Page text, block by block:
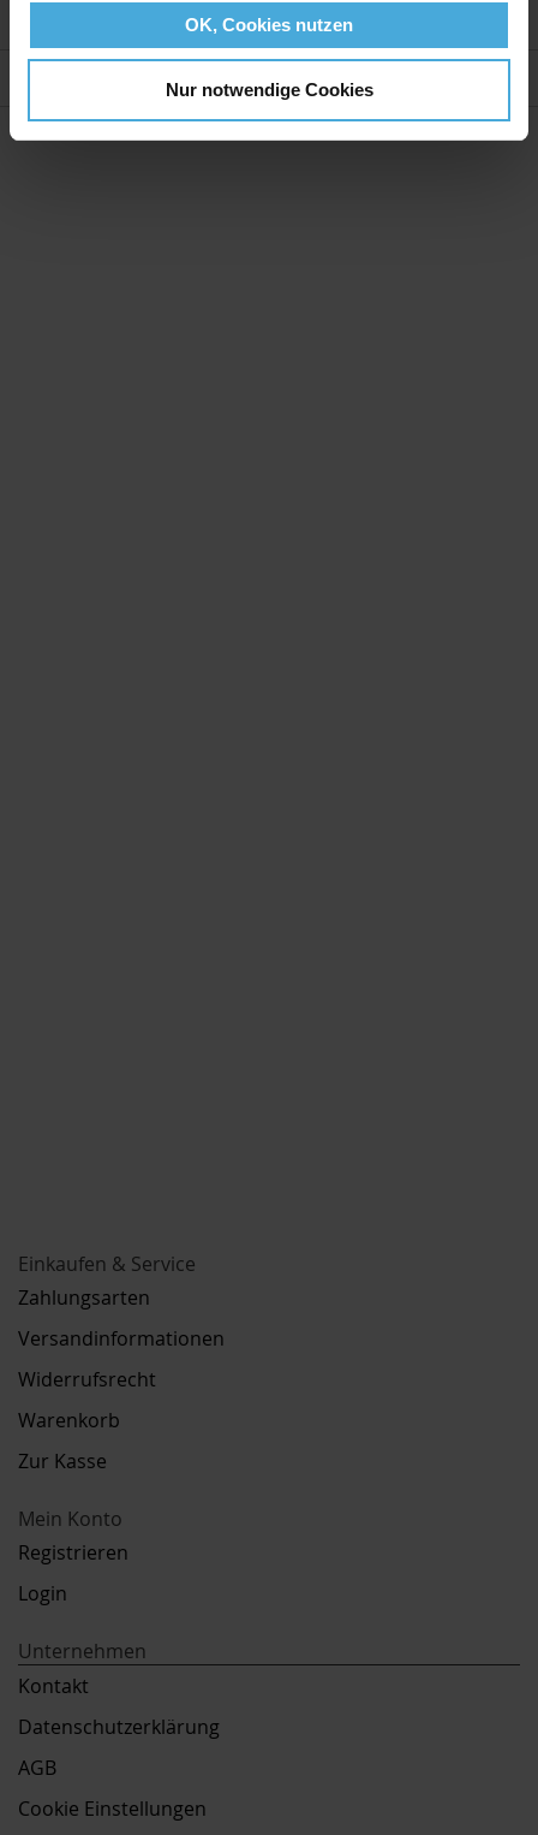
OK, Cookies nutzen
Nur notwendige Cookies
Weitere Informationen
Einkaufen & Service
Zahlungsarten
Versandinformationen
Widerrufsrecht
Warenkorb
Zur Kasse
Mein Konto
Registrieren
Login
Unternehmen
Kontakt
Datenschutzerklärung
AGB
Cookie Einstellungen